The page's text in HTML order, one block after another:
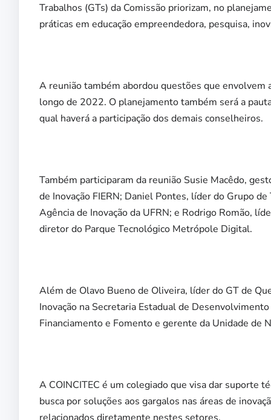
Trabalhos (GTs) da Comissão priorizam, no
práticas em educação empreendedora, pesquisa,
A reunião também abordou questões que envolvem
longo de 2022. O planejamento também será a
qual haverá a participação dos demais conselheiros.
Também participaram da reunião Susie Macêdo,
de Inovação FIERN; Daniel Pontes, líder do Grupo
Agência de Inovação da UFRN; e Rodrigo Romão,
diretor do Parque Tecnológico Metrópole Digital.
Além de Olavo Bueno de Oliveira, líder do GT de
Inovação na Secretaria Estadual de
Financiamento e Fomento e gerente da Unidade de
A COINCITEC é um colegiado que visa dar suporte
busca por soluções aos gargalos nas áreas de